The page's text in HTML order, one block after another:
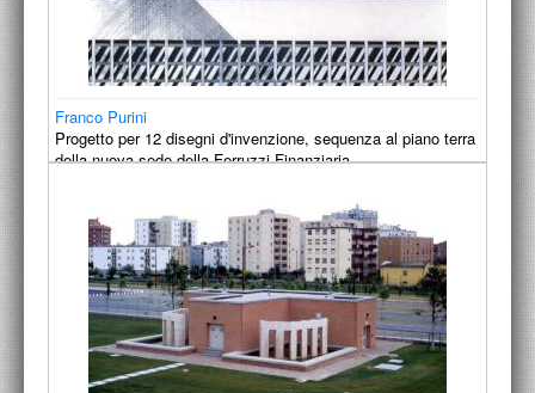
Franco Purini
Progetto per 12 disegni d'invenzione, sequenza al piano terra
della nuova sede della Ferruzzi Finanziaria.